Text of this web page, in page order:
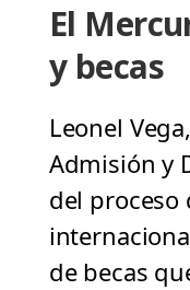
El
y becas
Leonel
Admisión y
del proceso
de becas